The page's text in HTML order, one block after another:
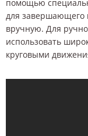
помощью
для завершающего
вручную. Для
использовать
круговыми